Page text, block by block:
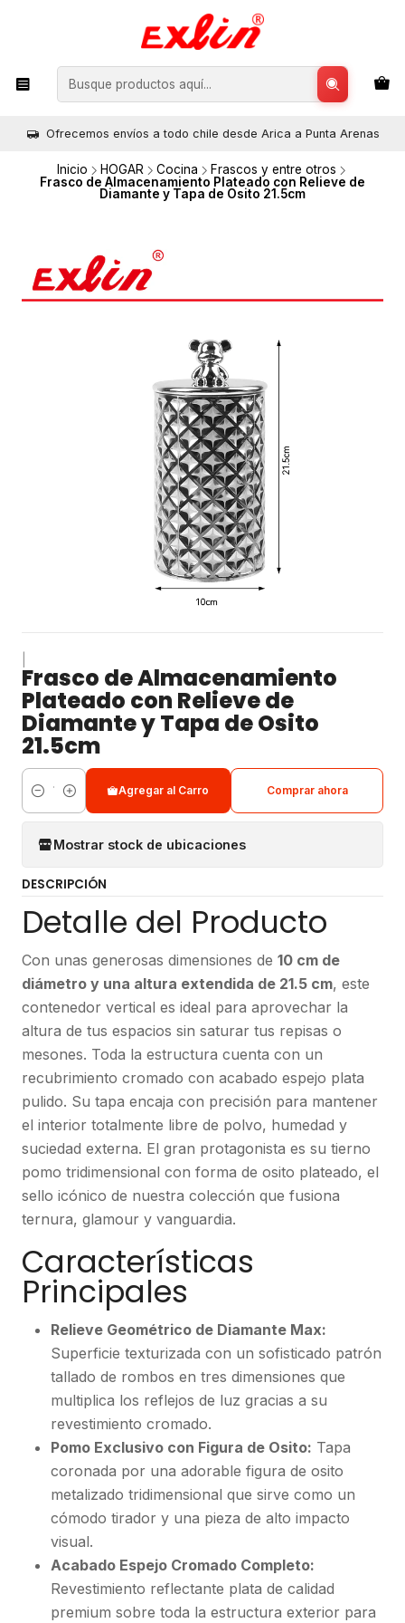
Ofrecemos envíos a todo chile desde Arica a Punta Arenas
Inicio HOGAR Cocina
Frascos y entre otros
Frasco de Almacenamiento Plateado con Relieve de
Diamante y Tapa de Osito 21.5cm
Frasco de Almacenamiento
Plateado con Relieve de
Diamante y Tapa de Osito
21.5cm
Cantidad
Agregar al Carro Comprar ahora
Mostrar stock de ubicaciones
DESCRIPCIÓN
Detalle del Producto
Con unas generosas dimensiones de 10 cm de
diámetro y una altura extendida de 21.5 cm, este
contenedor vertical es ideal para aprovechar la
altura de tus espacios sin saturar tus repisas o
mesones. Toda la estructura cuenta con un
recubrimiento cromado con acabado espejo plata
pulido. Su tapa encaja con precisión para mantener
el interior totalmente libre de polvo, humedad y
suciedad externa. El gran protagonista es su tierno
pomo tridimensional con forma de osito plateado, el
sello icónico de nuestra colección que fusiona
ternura, glamour y vanguardia.
Características
Principales
Relieve Geométrico de Diamante Max:
Superficie texturizada con un sofisticado patrón
tallado de rombos en tres dimensiones que
multiplica los reflejos de luz gracias a su
revestimiento cromado.
Pomo Exclusivo con Figura de Osito: Tapa
coronada por una adorable figura de osito
metalizado tridimensional que sirve como un
cómodo tirador y una pieza de alto impacto
visual.
Acabado Espejo Cromado Completo:
Revestimiento reflectante plata de calidad
premium sobre toda la estructura exterior para